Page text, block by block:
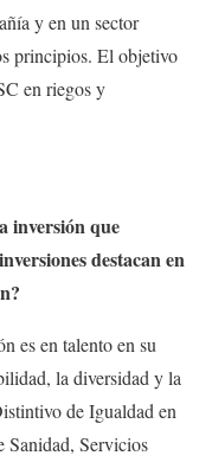
y en un sector
principios. El objetivo
en riegos y
inversión que
destacan en
es en talento en su
la diversidad y la
de Igualdad en
Sanidad, Servicios